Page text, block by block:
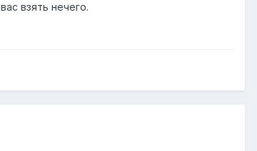
взять нечего.